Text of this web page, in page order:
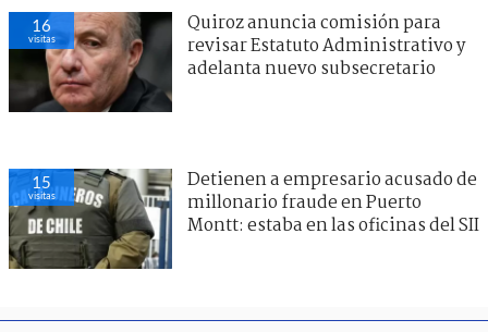
16
visitas
Quiroz anuncia comisión para
revisar Estatuto Administrativo y
adelanta nuevo subsecretario
15
visitas
Detienen a empresario acusado de
millonario fraude en Puerto
Montt: estaba en las oficinas del SII